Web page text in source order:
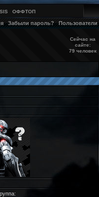
ОФФТОП
Забыли пароль? Пользователи
Сейчас на
сайте:
79 человек